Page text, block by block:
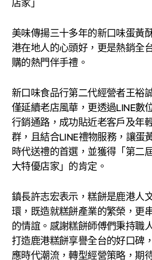
店家」
美味傳揚三十多年的新口味蛋黃
港在地人的心頭好，更是熱銷全
購的熱門伴手禮。
新口味食品行第二代經營者王裕
僅延續老店風華，更透過LINE數
行銷通路，成功貼近老客戶及年
群，且結合LINE禮物服務，讓蛋
時代送禮的首選，並獲得「第二
大特優店家」的肯定。
鎮長許志宏表示，糕餅是鹿港人
環，既造就糕餅產業的繁榮，更
的情誼。感謝糕餅師傅們秉持職
打造鹿港糕餅享譽全台的好口碑
應時代潮流，轉型經營策略，期